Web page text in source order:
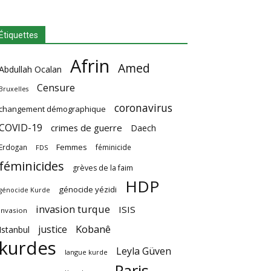
Ocalan Afrin Amed
Censure
démographique coronavirus
19 crimes de guerre Daech
FDS Femmes féminicide
grèves de la faim
Kurde génocide yézidi HDP
invasion turque ISIS
justice Kobanê
langue kurde Leyla Güven